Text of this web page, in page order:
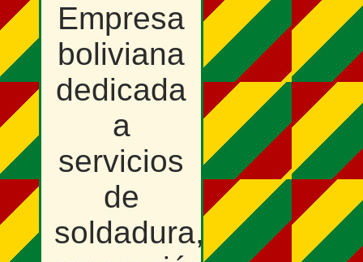
Empresa
boliviana
dedicada
a
servicios
de
soldadura,